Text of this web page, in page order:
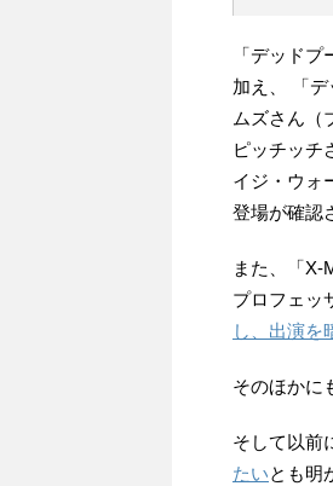
「デッド
加え、 「
ムズさん（
ピッチッチ
イジ・ウォ
登場が確認
また、「X-
プロフェッ
し、出演を
そのほかに
そして以前
たい とも明